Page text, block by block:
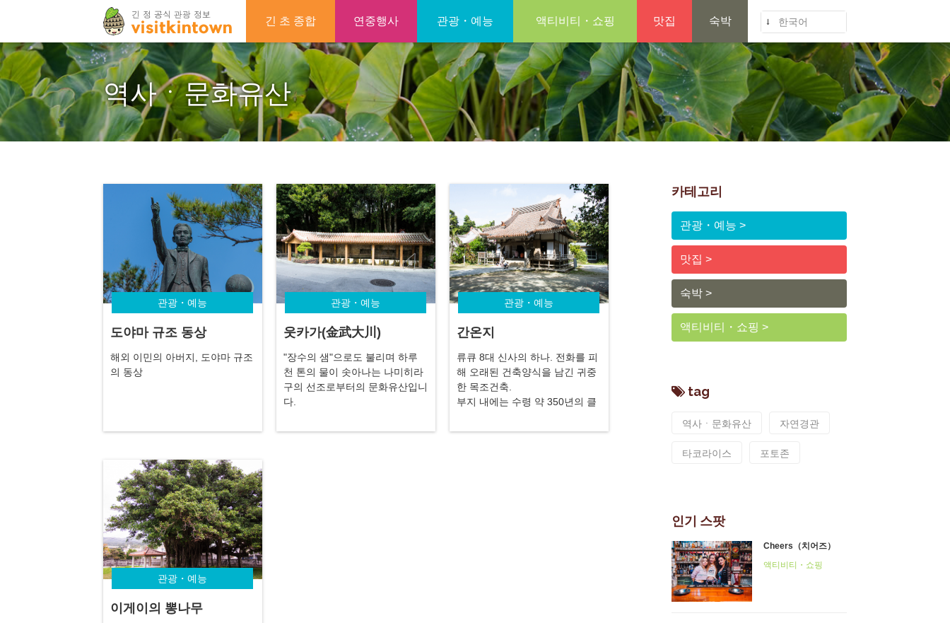
긴 초 종합 연중행사 관광・예능 액티비티・쇼핑 맛집 숙박 한국어
역사ㆍ문화유산
관광・예능
도야마 규조 동상
해외 이민의 아버지, 도야마 규조
의 동상
관광・예능
웃카가(金武大川)
"장수의 샘"으로도 불리며 하루
천 톤의 물이 솟아나는 나미히라
구의 선조로부터의 문화유산입니
다.
관광・예능
간온지
류큐 8대 신사의 하나. 전화를 피
해 오래된 건축양식을 남긴 귀중
한 목조건축.
부지 내에는 수령 약 350년의 클
진 닛슈도가 있습니다.
관광・예능
이게이의 뽕나무
카테고리
관광・예능
맛집
숙박
액티비티・쇼핑
tag
역사ㆍ문화유산 자연경관
타코라이스 포토존
인기 스팟
Cheers（치어즈）
액티비티・쇼핑